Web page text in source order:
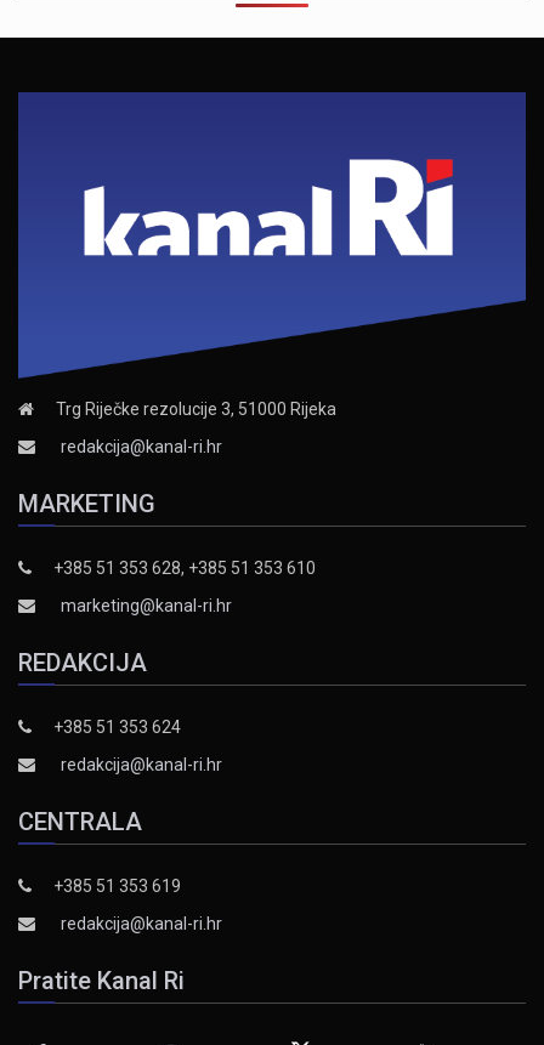
Trg Riječke rezolucije 3, 51000 Rijeka
redakcija@kanal-ri.hr
MARKETING
+385 51 353 628, +385 51 353 610
marketing@kanal-ri.hr
REDAKCIJA
+385 51 353 624
redakcija@kanal-ri.hr
CENTRALA
+385 51 353 619
redakcija@kanal-ri.hr
Pratite Kanal Ri